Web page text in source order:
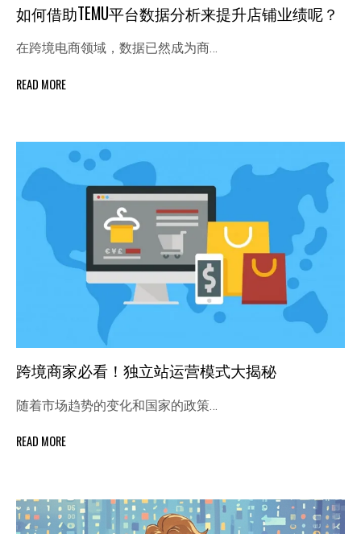
如何借助TEMU平台数据分析来提升店铺业绩呢？
在跨境电商领域，数据已然成为商…
READ MORE
跨境商家必看！独立站运营模式大揭秘
随着市场趋势的变化和国家的政策…
READ MORE